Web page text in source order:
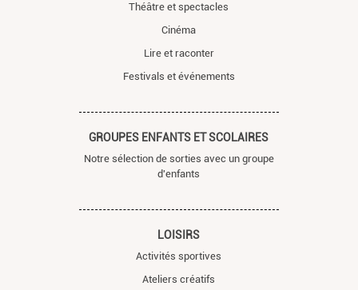
Théâtre et spectacles
Cinéma
Lire et raconter
Festivals et événements
GROUPES ENFANTS ET SCOLAIRES
Notre sélection de sorties avec un groupe
d'enfants
LOISIRS
Activités sportives
Ateliers créatifs